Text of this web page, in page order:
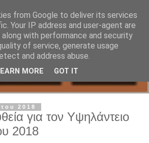
2018
για τον Υψηλάντειο
2018
from Google to deliver its services
Your IP address and user-agent are
with performance and security
of service, generate usage
and address abuse.
MORE GOT IT